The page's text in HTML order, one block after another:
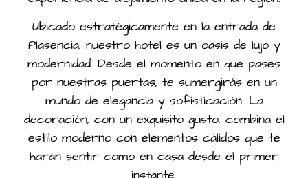
Ubicado estratégicamente en la entrada de
Plasencia, nuestro hotel es un oasis de lujo y
modernidad. Desde el momento en que pases
por nuestras puertas, te sumergirás en un
mundo de elegancia y sofisticación. La
decoración, con un exquisito gusto, combina el
estilo moderno con elementos cálidos que te
harán sentir como en casa desde el primer